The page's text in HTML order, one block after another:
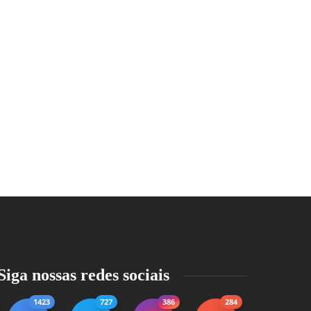
nossas redes sociais
1423 727 386 284